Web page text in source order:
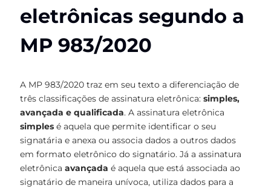
eletrônicas segundo a
MP 983/2020
A MP 983/2020 traz em seu texto a diferenciação de
três classificações de assinatura eletrônica: simples,
avançada e qualificada. A assinatura eletrônica
simples é aquela que permite identificar o seu
signatária e anexa ou associa dados a outros dados
em formato eletrônico do signatário. Já a assinatura
eletrônica avançada é aquela que está associada ao
signatário de maneira unívoca, utiliza dados para a